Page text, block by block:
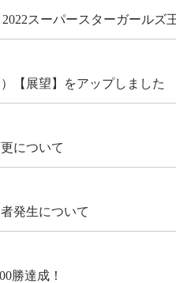
スーパースターガール
【展望】をアップしました
について
発生について
勝達成！